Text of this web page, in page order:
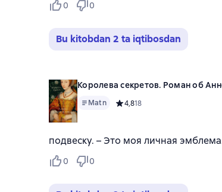
0 0
Bu kitobdan 2 ta iqtibosdan
Королева секретов. Роман об
Matn Средний рейтинг 4,8 на
4,818
подвеску. – Это моя личная
0 0